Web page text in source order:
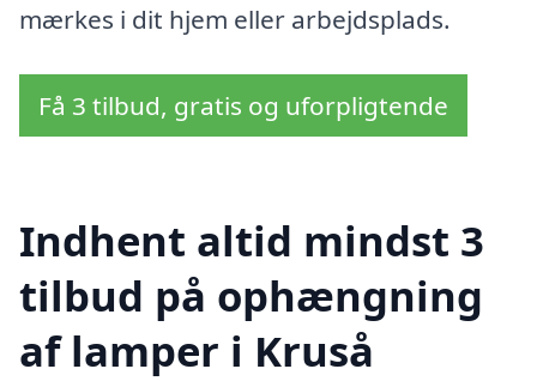
mærkes i dit hjem eller arbejdsplads.
Få 3 tilbud, gratis og uforpligtende
Indhent altid mindst 3
tilbud på ophængning
af lamper i Kruså